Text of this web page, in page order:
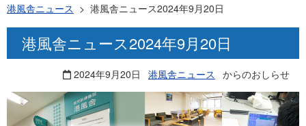
港風舎ニュース > 港風舎ニュース2024年9月20日
港風舎ニュース2024年9月20日
2024年9月20日 港風舎ニュース からのおしらせ